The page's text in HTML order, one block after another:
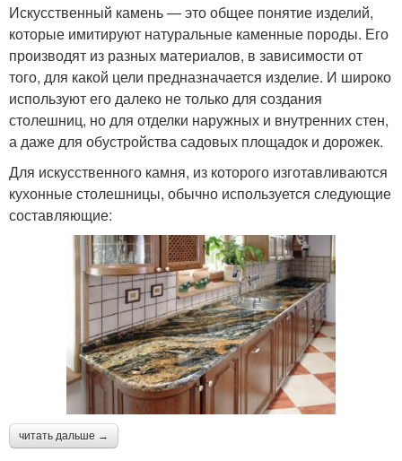
Искусственный камень — это общее понятие изделий,
которые имитируют натуральные каменные породы. Его
производят из разных материалов, в зависимости от
того, для какой цели предназначается изделие. И широко
используют его далеко не только для создания
столешниц, но для отделки наружных и внутренних стен,
а даже для обустройства садовых площадок и дорожек.
Для искусственного камня, из которого изготавливаются
кухонные столешницы, обычно используется следующие
составляющие:
читать дальше →